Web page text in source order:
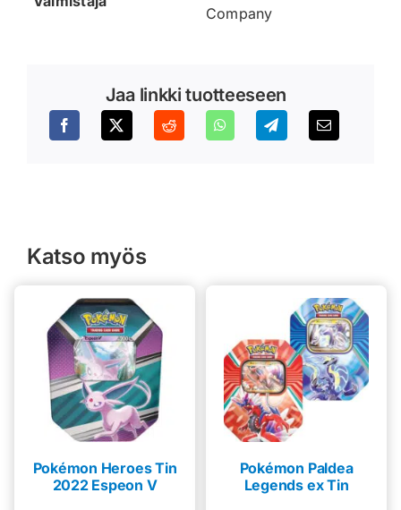
Company
Jaa linkki tuotteeseen
Katso myös
Pokémon Heroes Tin
2022 Espeon V
Pokémon Paldea
Legends ex Tin